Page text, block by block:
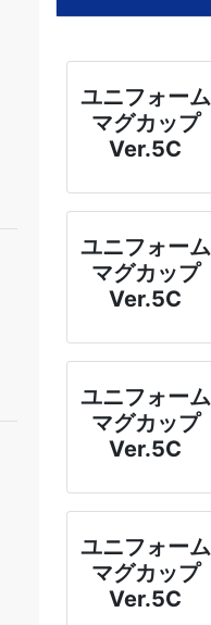
ユニフォーム
マグカップ
Ver.5C
ユニフォーム
マグカップ
Ver.5C
ユニフォーム
マグカップ
Ver.5C
ユニフォーム
マグカップ
Ver.5C